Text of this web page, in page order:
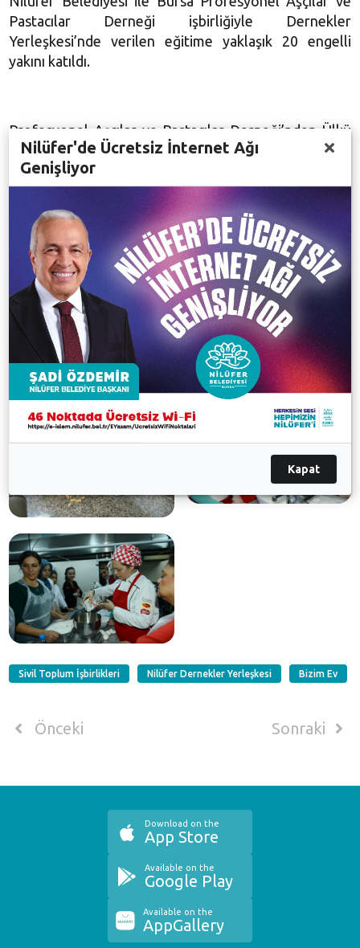
Pastacılar Derneği işbirliğiyle Dernekler
Yerleşkesi’nde verilen eğitime yaklaşık 20 engelli
yakını katıldı.
Profesyonel Aşçılar ve Pastacılar Derneği’nden Ülkü
Gümüş katılımcılarla birlikte cheesecake yaptı. Keyifli
geçen 3 saatlik eğitimin ardından katılımcılar
hazırladıkları cheesecake’i birlikte yedi.
Galeri
Sivil Toplum İşbirlikleri Nilüfer Dernekler Yerleşkesi Bizim Ev
Önceki Sonraki
Download on the
App Store
Available on the
Google Play
Available on the
AppGallery
Nilüfer'de Ücretsiz İnternet Ağı
Genişliyor
Kapat